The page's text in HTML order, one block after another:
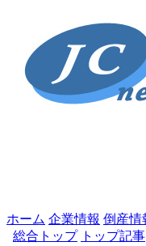
ホーム 企業情報 倒産情
総合トップ トップ記事